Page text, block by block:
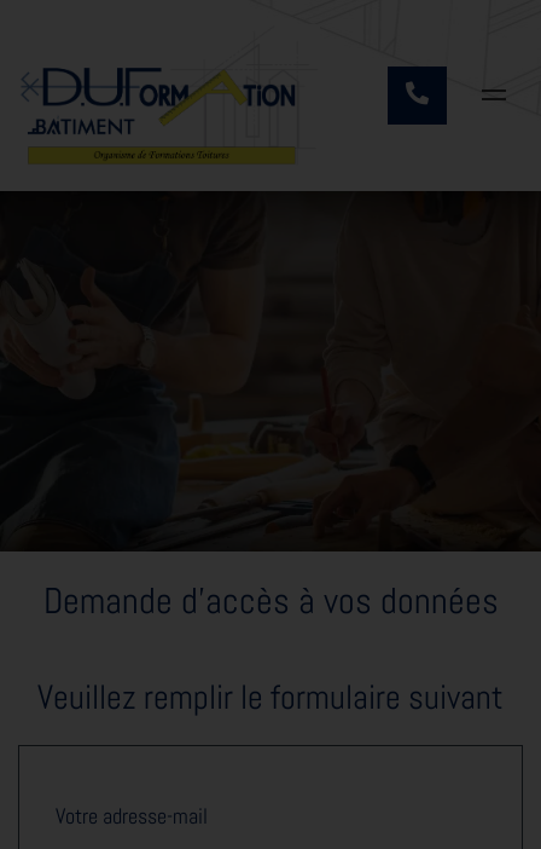
Demande d'accès à vos données
Veuillez remplir le formulaire suivant
Votre adresse-mail